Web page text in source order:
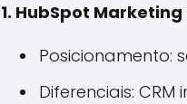
1. HubSpot Marketing
Posicionamento:
Diferenciais: